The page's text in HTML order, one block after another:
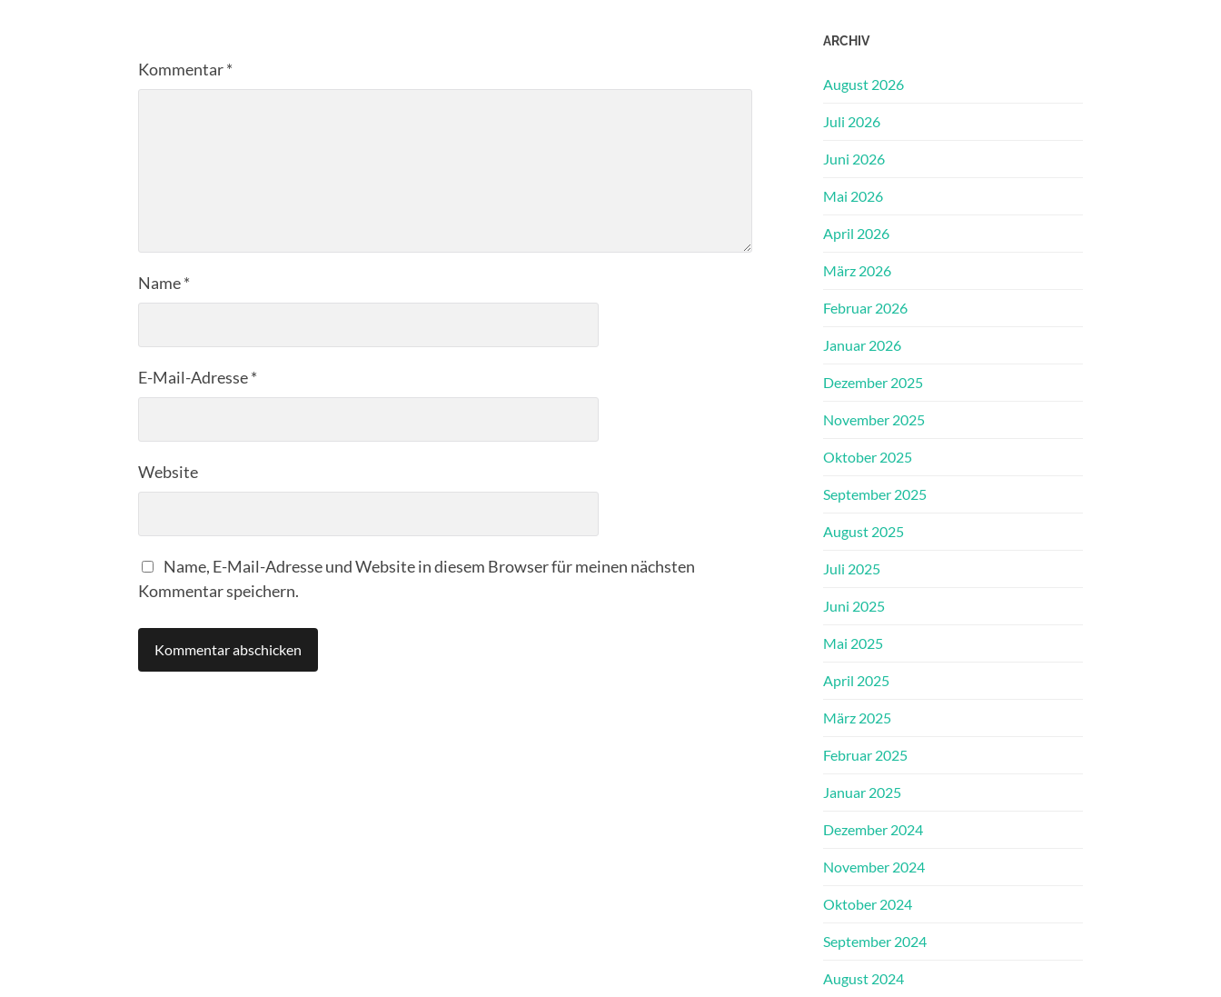
Kommentar*
Name*
E-Mail-Adresse*
Website
Name, E-Mail-Adresse und Website in diesem Browser für meinen nächsten
Kommentar speichern.
ARCHIV
August 2026
Juli 2026
Juni 2026
Mai 2026
April 2026
März 2026
Februar 2026
Januar 2026
Dezember 2025
November 2025
Oktober 2025
September 2025
August 2025
Juli 2025
Juni 2025
Mai 2025
April 2025
März 2025
Februar 2025
Januar 2025
Dezember 2024
November 2024
Oktober 2024
September 2024
August 2024